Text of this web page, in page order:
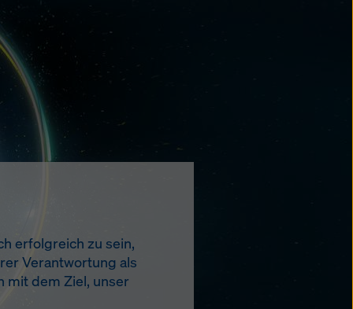
erfolgreich zu sein,
Verantwortung als
mit dem Ziel, unser